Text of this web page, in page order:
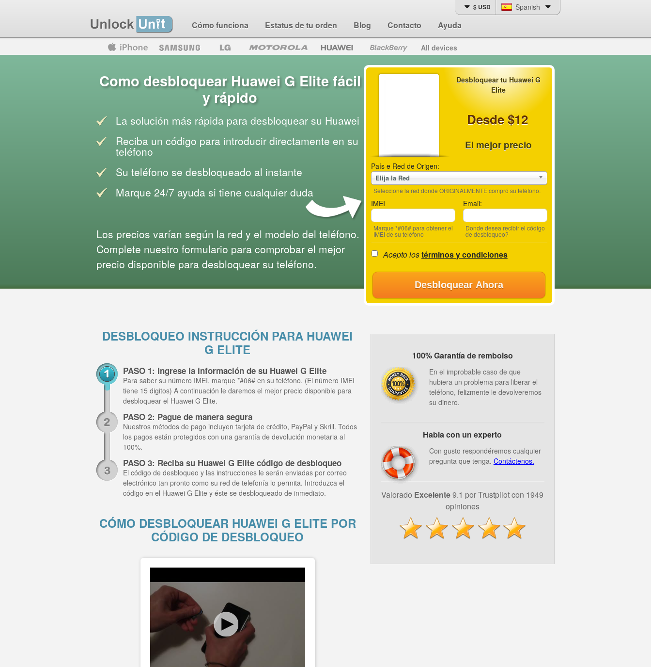
Cómo funciona Estatus de tu orden Blog Contacto Ayuda
$ USD Spanish
Blackberry All devices
Desbloquear tu Huawei G
Elite
Desde $12
El mejor precio
País e Red de Origen:
Elija la Red
Seleccione la red donde ORIGINALMENTE compró su teléfono.
IMEI
Marque *#06# para obtener el
IMEI de su teléfono
Email:
Donde desea recibir el código
de desbloqueo?
Acepto lostérminos y condiciones
Desbloquear Ahora
Como desbloquear Huawei G Elite fácil
y rápido
La solución más rápida para desbloquear su Huawei
Reciba un código para introducir directamente en su
teléfono
Su teléfono se desbloqueado al instante
Marque 24/7 ayuda si tiene cualquier duda
Los precios varían según la red y el modelo del teléfono.
Complete nuestro formulario para comprobar el mejor
precio disponible para desbloquear su teléfono.
DESBLOQUEO INSTRUCCIÓN PARA HUAWEI
G ELITE
PASO 1: Ingrese la información de su Huawei G Elite
Para saber su número IMEI, marque *#06# en su teléfono. (El número IMEI
tiene 15 digitos) A continuación le daremos el mejor precio disponible para
desbloquear el Huawei G Elite.
PASO 2: Pague de manera segura
Nuestros métodos de pago incluyen tarjeta de crédito, PayPal y Skrill. Todos
los pagos están protegidos con una garantía de devolución monetaria al
100%.
PASO 3: Reciba su Huawei G Elite código de desbloqueo
El código de desbloqueo y las instrucciones le serán enviadas por correo
electrónico tan pronto como su red de telefonía lo permita. Introduzca el
código en el Huawei G Elite y éste se desbloqueado de inmediato.
CÓMO DESBLOQUEAR HUAWEI G ELITE POR
CÓDIGO DE DESBLOQUEO
100% Garantía de rembolso
En el improbable caso de que
hubiera un problema para liberar el
teléfono, felizmente le devolveremos
su dinero.
Habla con un experto
Con gusto respondéremos cualquier
pregunta que tenga. Contáctenos.
Valorado Excelente9.1 por Trustpilot con 1949
opiniones